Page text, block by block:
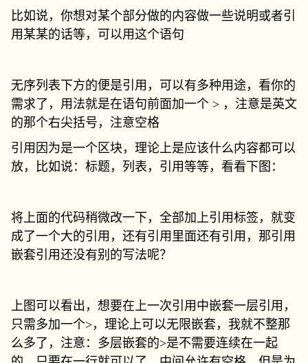
比如说，你想对某个部分做的内容做一些说明或者引
用某某的话等，可以用这个语句
无序列表下方的便是引用，可以有多种用途，看你的
需求了，用法就是在语句前面加一个 > ，注意是英文
的那个右尖括号，注意空格
引用因为是一个区块，理论上是应该什么内容都可以
放，比如说：标题，列表，引用等等，看看下图：
将上面的代码稍微改一下，全部加上引用标签，就变
成了一个大的引用，还有引用里面还有引用，那引用
嵌套引用还没有别的写法呢？
上图可以看出，想要在上一次引用中嵌套一层引用，
只需多加一个>，理论上可以无限嵌套，我就不整那
么多了，注意：多层嵌套的>是不需要连续在一起